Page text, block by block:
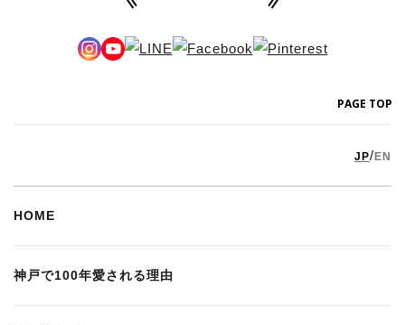
PAGE TOP
JP/EN
HOME
神戸で100年愛される理由